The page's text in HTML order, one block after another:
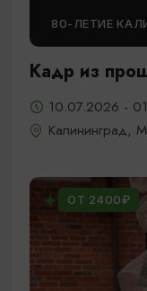
80-ЛЕТИЕ
Кадр из
10.07.2026 -
Калининград,
ОТ 2400₽